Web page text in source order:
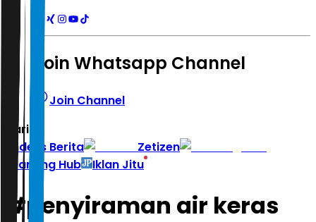
Join Whatsapp Channel
Join Channel
Hari ini
Indeks Berita
Zetizen
Learning Hub
Iklan Jitu
#penyiraman air keras